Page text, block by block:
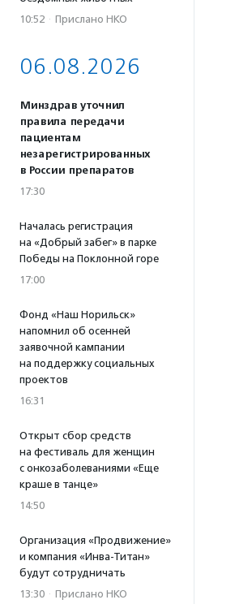
10:52 · Прислано НКО
06.08.2026
Минздрав уточнил
правила передачи
пациентам
незарегистрированных
в России препаратов
17:30
Началась регистрация
на «Добрый забег» в парке
Победы на Поклонной горе
17:00
Фонд «Наш Норильск»
напомнил об осенней
заявочной кампании
на поддержку социальных
проектов
16:31
Открыт сбор средств
на фестиваль для женщин
с онкозаболеваниями «Еще
краше в танце»
14:50
Организация «Продвижение»
и компания «Инва-Титан»
будут сотрудничать
13:30 · Прислано НКО